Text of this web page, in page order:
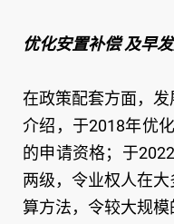
优化安置补偿 及早
在政策配套方面，
介绍，于2018年优
的申请资格；于
两级，令业权人在
算方法，令较大规